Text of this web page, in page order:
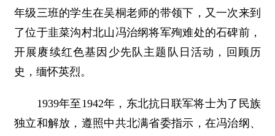
年级三班的学生在吴桐老师的带领下，又一次来到
了位于韭菜沟村北山冯治纲将军殉难处的石碑前，
开展赓续红色基因少先队主题队日活动，回顾历
史，缅怀英烈。
1939年至1942年，东北抗日联军将士为了民族
独立和解放，遵照中共北满省委指示，在冯治纲、